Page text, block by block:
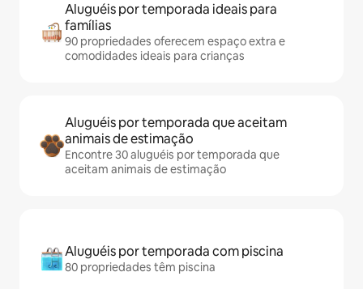
Aluguéis por temporada ideais para
famílias
90 propriedades oferecem espaço extra e
comodidades ideais para crianças
Aluguéis por temporada que aceitam
animais de estimação
Encontre 30 aluguéis por temporada que
aceitam animais de estimação
Aluguéis por temporada com piscina
80 propriedades têm piscina